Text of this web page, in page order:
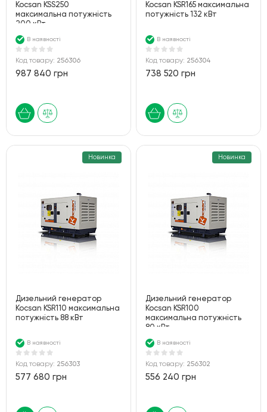
Kocsan KSS250
максимальна потужність
200 кВт
В наявності
Код товару: 256306
987 840 грн
Kocsan KSR165 максимальна
потужність 132 кВт
В наявності
Код товару: 256304
738 520 грн
Новинка
Дизельний генератор
Kocsan KSR110 максимальна
потужність 88 кВт
В наявності
Код товару: 256303
577 680 грн
Новинка
Дизельний генератор
Kocsan KSR100
максимальна потужність
80 кВт
В наявності
Код товару: 256302
556 240 грн